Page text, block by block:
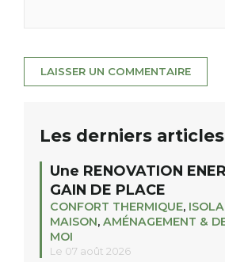
Les derniers articles
Une RENOVATION
GAIN DE PLACE
CONFORT THERMIQUE,
MAISON, AMÉNAGEMENT &
MOI
Le 07 août 2026